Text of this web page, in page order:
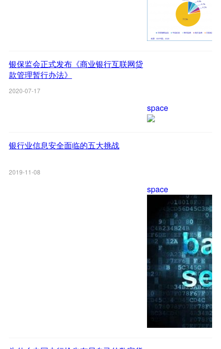
space
银保监会正式发布《商业银行互联网贷
款管理暂行办法》
2020-07-17
space
银行业信息安全面临的五大挑战
2019-11-08